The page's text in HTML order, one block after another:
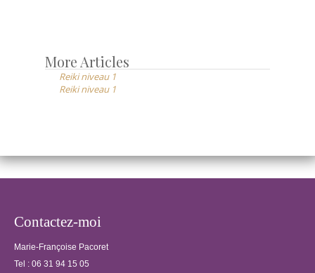
avec les positions
des mains pour soi
et les autres.
Echanges de
Post
navigation
More Articles
Reiki niveau 1
Reiki niveau 1
Contactez-moi
Marie-Françoise Pacoret
Tel : 06 31 94 15 05